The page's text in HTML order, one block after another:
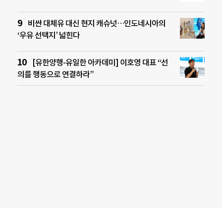
비싼 대체유 대신 현지 캐슈넛…인도네시아의
‘우유 선택지’ 넓힌다
[유한양행-유일한 아카데미] 이호영 대표 “선
의를 행동으로 연결하라”